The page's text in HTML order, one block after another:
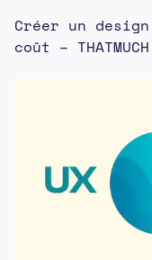
Créer un
coût – THATMUCH